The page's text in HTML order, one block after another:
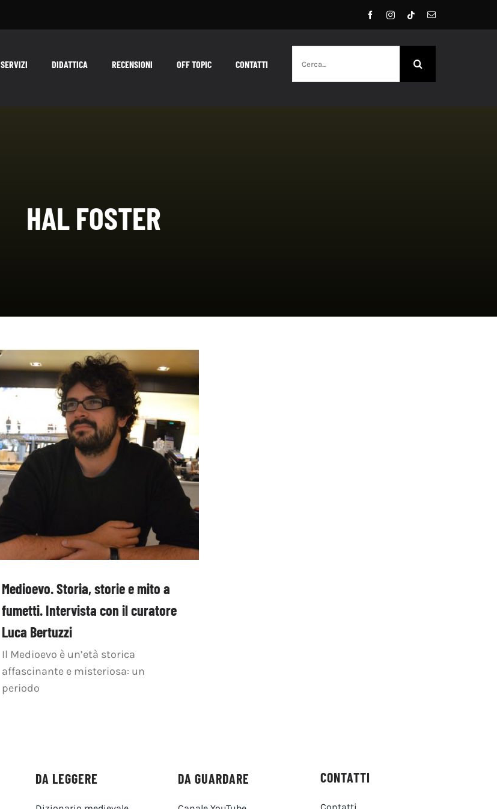
SERVIZI DIDATTICA RECENSIONI OFF TOPIC CONTATTI
per:
HAL FOSTER
Medioevo. Storia, storie e mito a
fumetti. Intervista con il curatore
Luca Bertuzzi
Il Medioevo è un’età storica
affascinante e misteriosa: un
periodo
DA LEGGERE DA GUARDARE CONTATTI